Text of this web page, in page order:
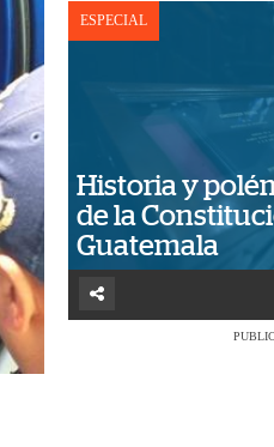
ESPECIAL
Historia y
de la
Guatemala